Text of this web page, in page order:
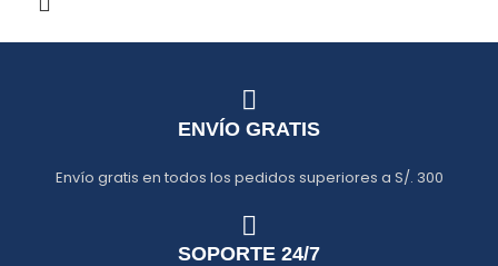
ENVÍO GRATIS
Envío gratis en todos los pedidos superiores a S/. 300
SOPORTE 24/7